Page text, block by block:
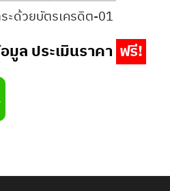
ล ประเมินราคา ฟรี!